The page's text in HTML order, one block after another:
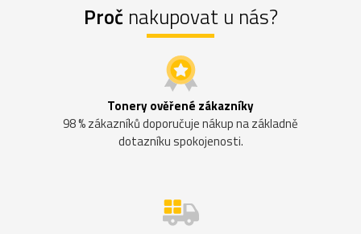
Proč nakupovat u nás?
Tonery ověřené zákazníky
98 % zákazníků doporučuje nákup na základně
dotazníku spokojenosti.